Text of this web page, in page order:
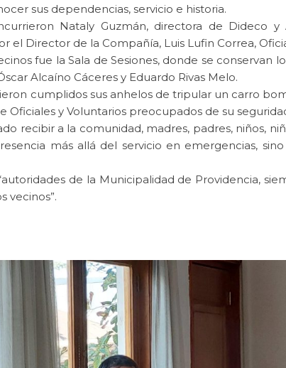
sus dependencias, servicio e historia.
Nataly Guzmán, directora de Dideco
el Director de la Compañía, Luis Lufin Correa,
fue la Sala de Sesiones, donde se conservan
Alcaíno Cáceres y Eduardo Rivas Melo.
cumplidos sus anhelos de tripular un carro
Oficiales y Voluntarios preocupados de su
recibir a la comunidad, madres, padres, niños,
más allá del servicio en emergencias,
de la Municipalidad de Providencia,
vecinos”.